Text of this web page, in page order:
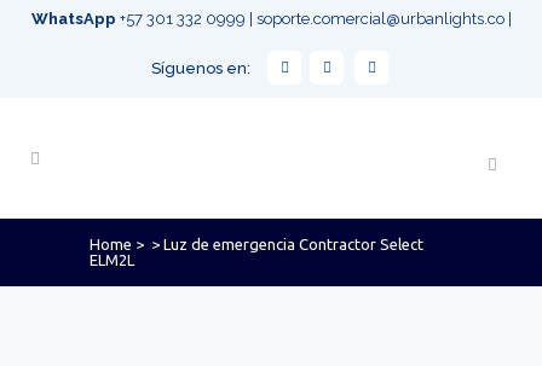
WhatsApp +57 301 332 0999 soporte.comercial@urbanlights.co|
Síguenos en:
Home > > Luz de emergencia Contractor Select
ELM2L